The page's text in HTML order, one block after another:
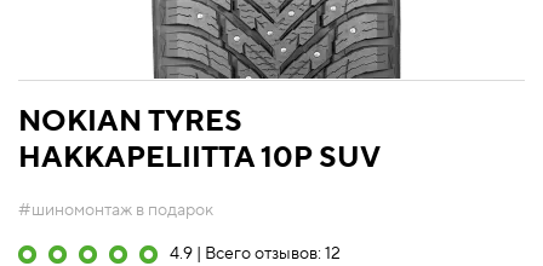
NOKIAN TYRES
HAKKAPELIITTA 10P SUV
#шиномонтаж в подарок
4.9 | Всего отзывов: 12